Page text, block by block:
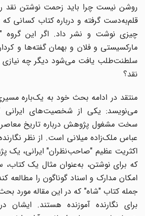
روشن نیست چرا باید زحمت نوشتن نقد را
قلم‌به‌دست گرفته و درباره کتاب کسانی
چیزی نوشت و نشر داد. اگر این گروه
مارکسیستی و فلان و بهمان گفته‌ها و
سلطنت‌طلب یافت می‌شود دیگر چه نیازی
نقد؟
منتقد در ادامه بحث خود به یک‌باره
می‌نویسد: یکی از شخصیت‌های ایرانی
سخت مشغول پژوهش درباره تاریخ معاصر
عباس ملک‌زاده میلانی است. از نظر نگارنده
اکثریت عظیم "صاحب‌نظران" ایرانی، یک
که برای نوشتن، به‌عنوان مثال یک کتاب،
امکان مدارک و اسناد گوناگون را مطالعه
جمله کتاب "شاه" که در این مقاله مورد بحث
برای نگارنده آموزنده هستند. ایشان